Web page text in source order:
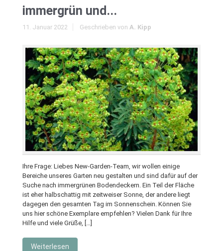
immergrün und...
11. Januar 2022 Geschrieben von A. Kipp
Ihre Frage: Liebes New-Garden-Team, wir wollen einige
Bereiche unseres Garten neu gestalten und sind dafür auf der
Suche nach immergrünen Bodendeckern. Ein Teil der Fläche
ist eher halbschattig mit zeitweiser Sonne, der andere liegt
dagegen den gesamten Tag im Sonnenschein. Können Sie
uns hier schöne Exemplare empfehlen? Vielen Dank für Ihre
Hilfe und viele Grüße, […]
Weiterlesen